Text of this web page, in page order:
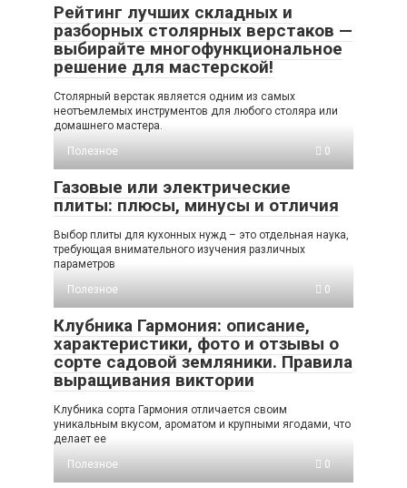
Рейтинг лучших складных и
разборных столярных верстаков —
выбирайте многофункциональное
решение для мастерской!
Столярный верстак является одним из самых
неотъемлемых инструментов для любого столяра или
домашнего мастера.
Полезное
0
Газовые или электрические
плиты: плюсы, минусы и отличия
Выбор плиты для кухонных нужд – это отдельная наука,
требующая внимательного изучения различных
параметров
Полезное
0
Клубника Гармония: описание,
характеристики, фото и отзывы о
сорте садовой земляники. Правила
выращивания виктории
Клубника сорта Гармония отличается своим
уникальным вкусом, ароматом и крупными ягодами, что
делает ее
Полезное
0